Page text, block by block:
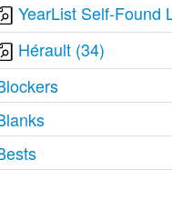
YearList Self-Found
Hérault (34)